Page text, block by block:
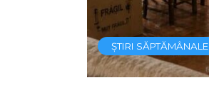
ȘTIRI SĂPTĂMÂNALE